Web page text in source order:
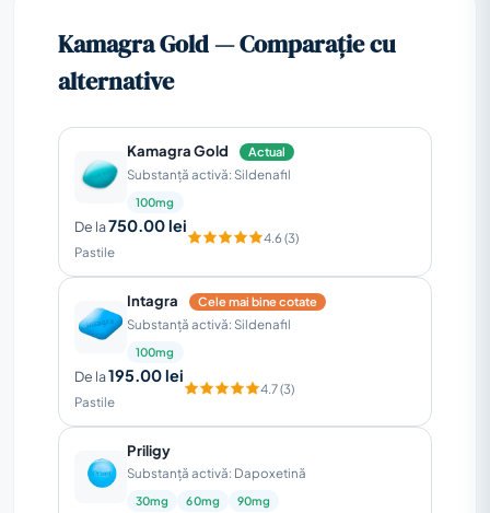
Kamagra Gold — Comparație cu
alternative
Kamagra Gold Actual
Substanță activă: Sildenafil
100mg
De la750.00 lei
Pastile
4.6 (3)
Intagra Cele mai bine cotate
Substanță activă: Sildenafil
100mg
De la195.00 lei
Pastile
4.7 (3)
Priligy
Substanță activă: Dapoxetină
30mg 60mg 90mg